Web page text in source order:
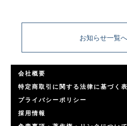
お知らせ一覧
会社概要
特定商取引に関する法律に基づく
プライバシーポリシー
採用情報